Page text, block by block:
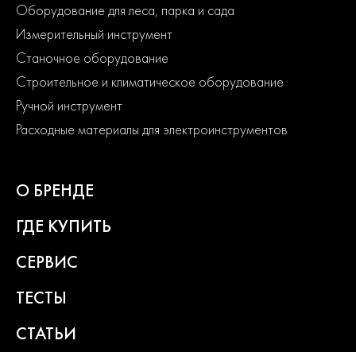
Оборудование для леса, парка и сада
Измерительный инструмент
Станочное оборудование
Строительное и климатическое оборудование
Ручной инструмент
Расходные материалы для электроинструментов
О БРЕНДЕ
ГДЕ КУПИТЬ
СЕРВИС
ТЕСТЫ
СТАТЬИ